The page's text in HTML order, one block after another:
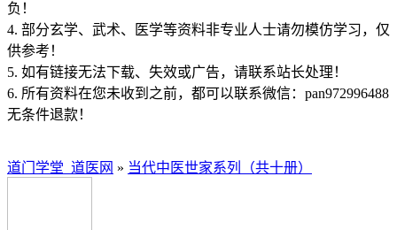
负！
4. 部分玄学、武术、医学等资料非专业人士请勿模仿学习，仅
供参考！
5. 如有链接无法下载、失效或广告，请联系站长处理！
6. 所有资料在您未收到之前，都可以联系微信：pan972996488
无条件退款！
道门学堂_道医网 » 当代中医世家系列（共十册）